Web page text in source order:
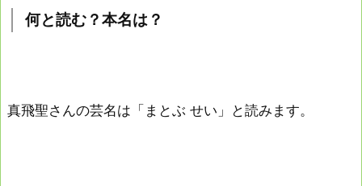
何と読む？本名は？
真飛聖さんの芸名は「まとぶ せい」と読みます。